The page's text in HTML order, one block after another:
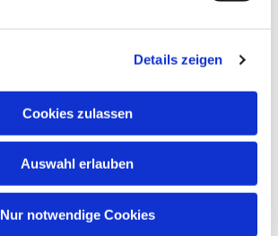
Details zeigen
Cookies zulassen
Auswahl erlauben
Nur notwendige Cookies